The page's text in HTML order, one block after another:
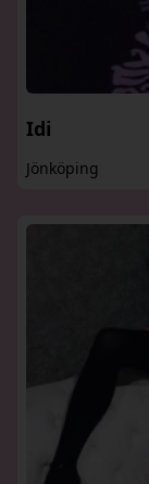
Idi
Jönköping